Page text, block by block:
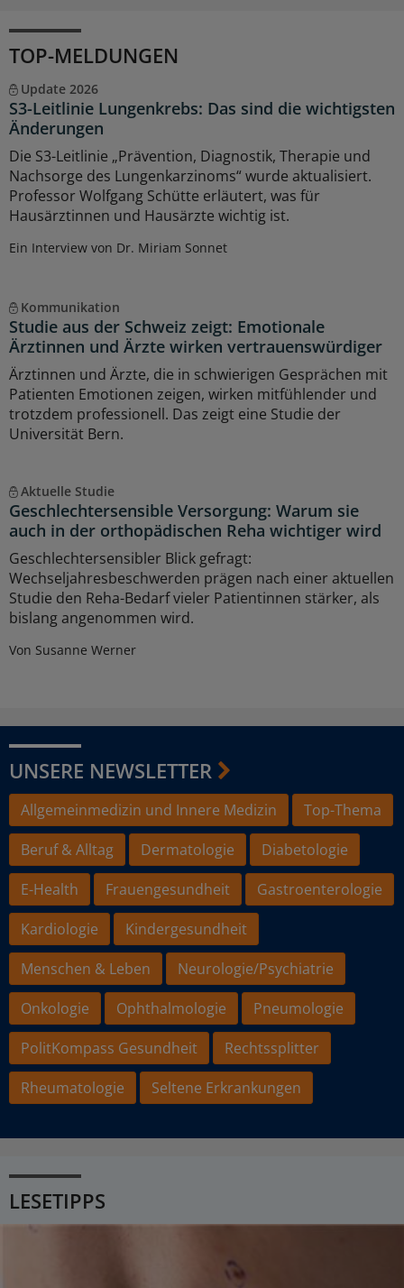
TOP-MELDUNGEN
Update 2026
S3-Leitlinie Lungenkrebs: Das sind die wichtigsten
Änderungen
Die S3-Leitlinie „Prävention, Diagnostik, Therapie und
Nachsorge des Lungenkarzinoms“ wurde aktualisiert.
Professor Wolfgang Schütte erläutert, was für
Hausärztinnen und Hausärzte wichtig ist.
Ein Interview von Dr. Miriam Sonnet
Kommunikation
Studie aus der Schweiz zeigt: Emotionale
Ärztinnen und Ärzte wirken vertrauenswürdiger
Ärztinnen und Ärzte, die in schwierigen Gesprächen mit
Patienten Emotionen zeigen, wirken mitfühlender und
trotzdem professionell. Das zeigt eine Studie der
Universität Bern.
Aktuelle Studie
Geschlechtersensible Versorgung: Warum sie
auch in der orthopädischen Reha wichtiger wird
Geschlechtersensibler Blick gefragt:
Wechseljahresbeschwerden prägen nach einer aktuellen
Studie den Reha-Bedarf vieler Patientinnen stärker, als
bislang angenommen wird.
Von Susanne Werner
UNSERE NEWSLETTER
Allgemeinmedizin und Innere Medizin
Top-Thema
Beruf & Alltag
Dermatologie
Diabetologie
E-Health
Frauengesundheit
Gastroenterologie
Kardiologie
Kindergesundheit
Menschen & Leben
Neurologie/Psychiatrie
Onkologie
Ophthalmologie
Pneumologie
PolitKompass Gesundheit
Rechtssplitter
Rheumatologie
Seltene Erkrankungen
LESETIPPS